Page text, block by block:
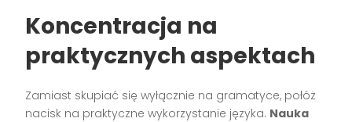
Koncentracja na
praktycznych aspektach
Zamiast skupiać się wyłącznie na gramatyce, połóż
nacisk na praktyczne wykorzystanie języka. Nauka